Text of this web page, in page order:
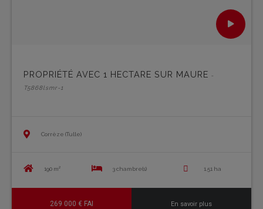
PROPRIÉTÉ AVEC 1 HECTARE SUR MAURE -
T5868lsmr-1
Corrèze (Tulle)
190 m² 3 chambre(s) 1.51 ha
269 000 € FAI En savoir plus